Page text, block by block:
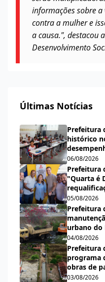
informações sobre
contra a mulher e
a causa.", destacou
Desenvolvimento
Últimas Notícias
Prefeitura
histórico
Ensino
06/08/2026
Prefeitura
"Quarta é
Municipal
05/08/2026
Prefeitura
urbano do
pluvial do
04/08/2026
Prefeitura
programa
obras de
Nova
03/08/2026